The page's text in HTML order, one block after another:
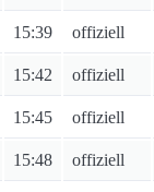
15:39 offiziell
15:42 offiziell
15:45 offiziell
15:48 offiziell